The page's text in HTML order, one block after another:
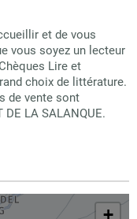
et de vous
vous soyez un lecteur
Lire et
choix de littérature.
de vente sont
LA SALANQUE.
+